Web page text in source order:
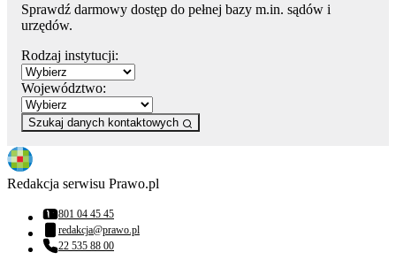
Sprawdź darmowy dostęp do pełnej bazy m.in. sądów i
urzędów.
Rodzaj instytucji:
Województwo:
Szukaj danych kontaktowych
Redakcja serwisu Prawo.pl
Numer telefonu:
801 04 45 45
Adres email:
redakcja@prawo.pl
Numer telefonu:
22 535 88 00